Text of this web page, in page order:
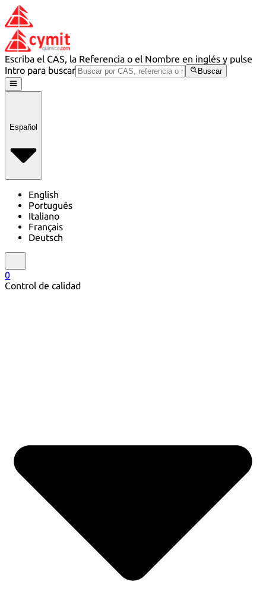
Escriba el CAS, la Referencia o el Nombre en inglés y pulse
Intro para buscar
Buscar
Español
English
Português
Italiano
Français
Deutsch
0
Control de calidad